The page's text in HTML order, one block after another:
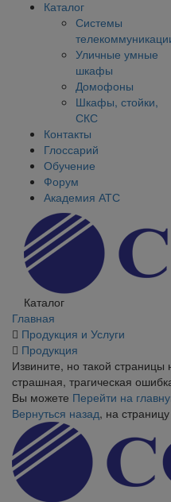
Каталог
Системы
Уличные умные
шкафы
Домофоны
Шкафы, стойки,
СКС
Контакты
Глоссарий
Обучение
Форум
Академия АТС
Каталог
Главная
Продукция и Услуги
Продукция
Извините, но такой
страшная, трагическая
Вы можете Перейти на
Вернуться назад, на